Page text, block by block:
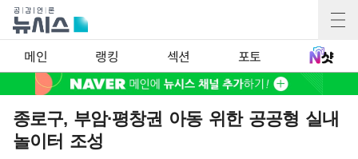
메인 랭킹 섹션 포토
종로구, 부암·평창권 아동 위한 공공형 실내
놀이터 조성